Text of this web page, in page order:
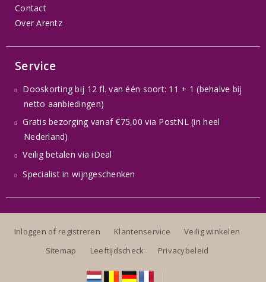
Contact
Over Arentz
Service
Dooskorting bij 12 fl. van één soort: 11 + 1 (behalve bij
netto aanbiedingen)
Gratis bezorging vanaf €75,00 via PostNL (in heel
Nederland)
Veilig betalen via iDeal
Specialist in wijngeschenken
Inloggen of registreren Klantenservice
Veilig winkelen
Sitemap
Leeftijdscheck Privacybeleid